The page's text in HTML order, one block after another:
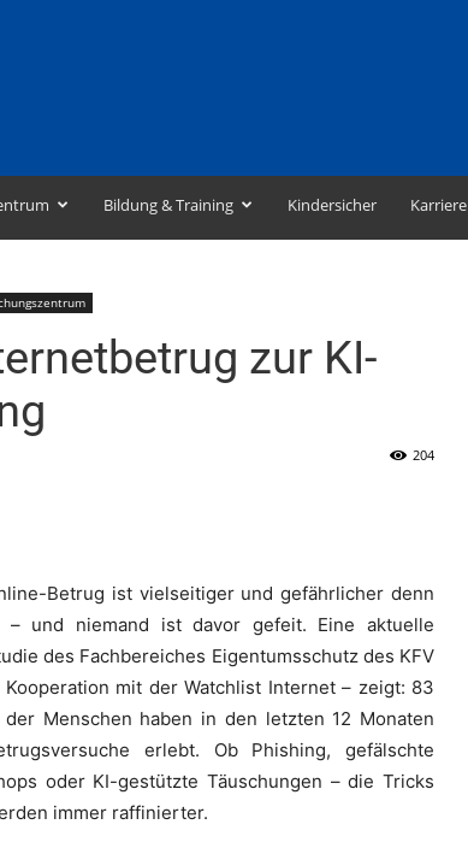
Bildung & Training Kindersicher Karriere
zur KI-
204
Betrug ist vielseitiger und gefährlicher denn
– und niemand ist davor gefeit. Eine aktuelle
des Fachbereiches Eigentumsschutz des KFV
Kooperation mit der Watchlist Internet – zeigt: 83
der Menschen haben in den letzten 12 Monaten
erlebt. Ob Phishing, gefälschte
oder KI-gestützte Täuschungen – die Tricks
immer raffinierter.